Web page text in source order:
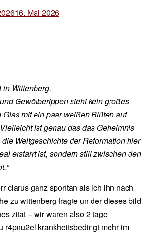
16. Mai 2026
in Wittenberg.
Gewölberippen steht kein großes
Glas mit ein paar weißen Blüten auf
ist genau das das Geheimnis
Weltgeschichte der Reformation hier
erstarrt ist, sondern still zwischen den
clarus ganz spontan als ich ihn nach
zu wittenberg fragte un der dieses bild
zitat – wir waren also 2 tage
r4pnu2el krankheitsbedingt mehr im